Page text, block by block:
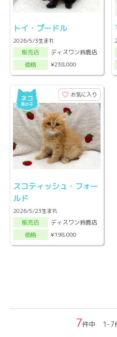
トイ・プードル
2026/5/3生まれ
販売店
ディスワン鈴鹿店
価格
¥238,000
お気に入り
スコティッシュ・フォー
ルド
2026/5/23生まれ
販売店
ディスワン鈴鹿店
価格
¥198,000
7件中 1-7